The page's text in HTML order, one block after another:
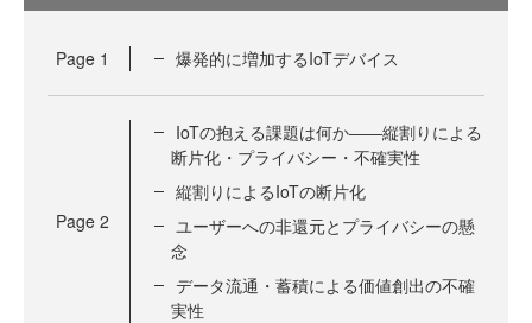
Page 1 爆発的に増加するIoTデバイス
Page 2
IoTの抱える課題は何か――縦割りによる
断片化・プライバシー・不確実性
縦割りによるIoTの断片化
ユーザーへの非還元とプライバシーの懸
念
データ流通・蓄積による価値創出の不確
実性